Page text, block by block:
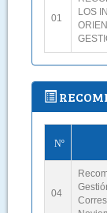
01
LOS
Nº
04